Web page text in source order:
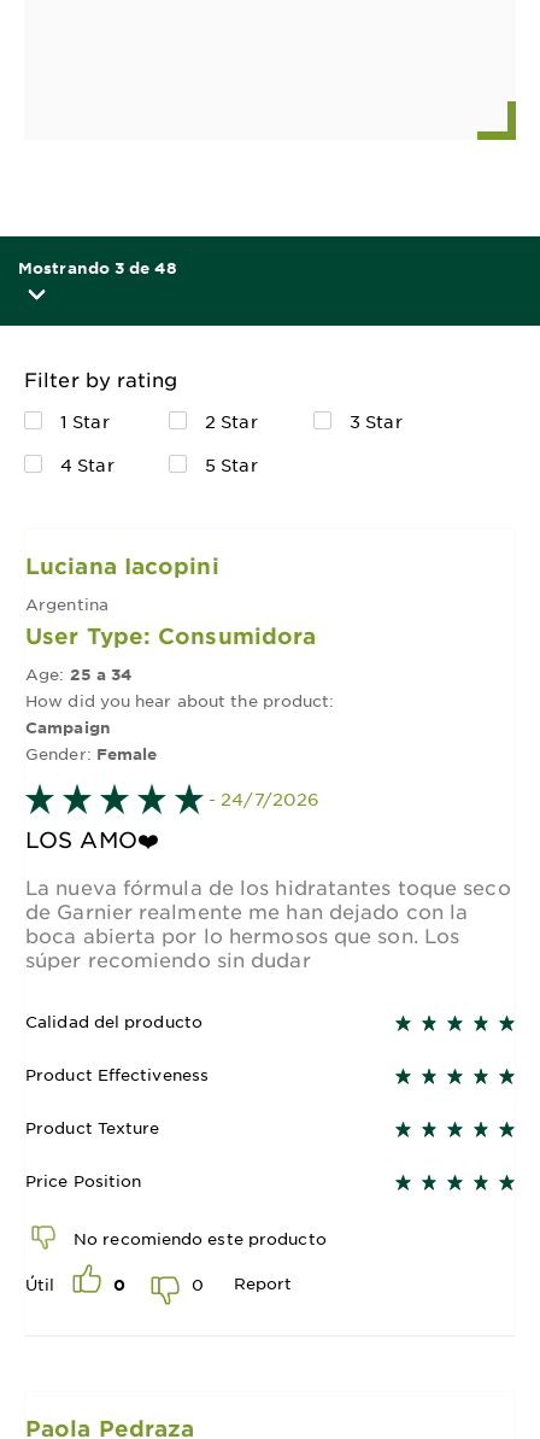
Mostrando 3 de 48
Filter by rating
1 Star 2 Star
3 Star
4 Star
5 Star
Luciana Iacopini
Argentina
User Type: Consumidora
Age: 25 a 34
How did you hear about the product:
Campaign
Gender: Female
- 24/7/2026
LOS AMO❤️
La nueva fórmula de los hidratantes toque seco
de Garnier realmente me han dejado con la
boca abierta por lo hermosos que son. Los
súper recomiendo sin dudar
Calidad del producto
Product Effectiveness
Product Texture
Price Position
No recomiendo este producto
Útil 0 0 Report
Paola Pedraza